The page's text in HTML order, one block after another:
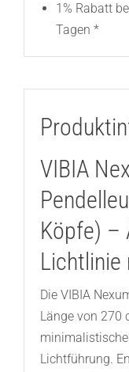
1% Rabatt
Tagen *
VIBIA
Köpfe) –
Lichtlinie
Die VIBIA
Länge von 270
Lichtführung.